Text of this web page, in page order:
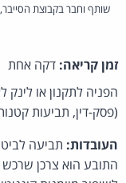
שותף וחבר בקבוצת
זמן קריאה: דקה אחת
הפניה לתקנון או לינק
(פסק-דין, תביעות
העובדות: תביעה